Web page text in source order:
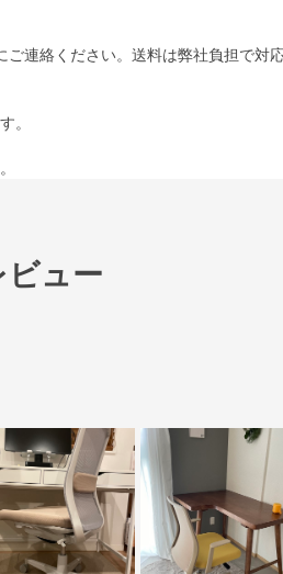
連絡ください。送料は弊社負担で対
。
ュー